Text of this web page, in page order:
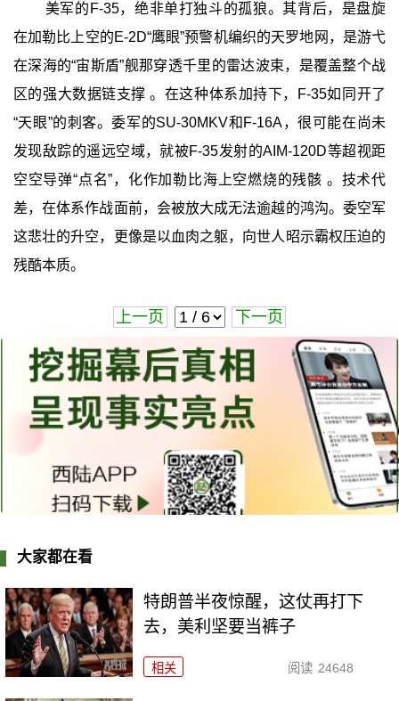
美军的F-35，绝非单打独斗的孤狼。其背后，是盘旋
在加勒比上空的E-2D“鹰眼”预警机编织的天罗地网，是游弋
在深海的“宙斯盾”舰那穿透千里的雷达波束，是覆盖整个战
区的强大数据链支撑 。在这种体系加持下，F-35如同开了
“天眼”的刺客。委军的SU-30MKV和F-16A，很可能在尚未
发现敌踪的遥远空域，就被F-35发射的AIM-120D等超视距
空空导弹“点名”，化作加勒比海上空燃烧的残骸 。技术代
差，在体系作战面前，会被放大成无法逾越的鸿沟。委空军
这悲壮的升空，更像是以血肉之躯，向世人昭示霸权压迫的
残酷本质。
上一页 下一页
大家都在看
特朗普半夜惊醒，这仗再打下
去，美利坚要当裤子
相关 阅读 24648